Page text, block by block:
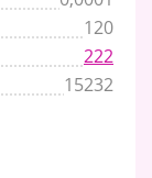
120
222
15232